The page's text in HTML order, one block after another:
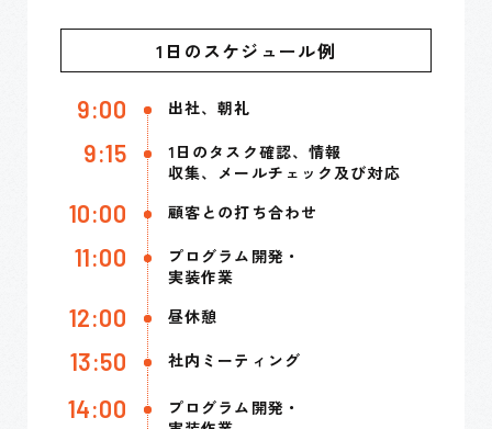
1日のスケジュール例
9:00 出社、朝礼
9:15
1日のタスク確認、情報
収集、 メールチェック及び対応
10:00 顧客との打ち合わせ
11:00
プログラム開発・
実装作業
12:00 昼休憩
13:50 社内ミーティング
14:00
プログラム開発・